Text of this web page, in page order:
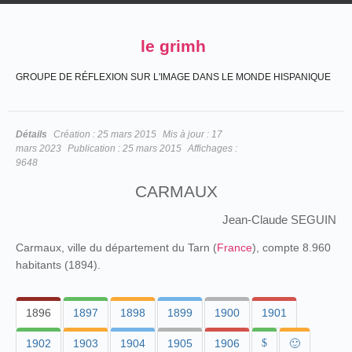
le grimh
GROUPE DE RÉFLEXION SUR L'IMAGE DANS LE MONDE HISPANIQUE
Détails Création : 25 mars 2015 Mis à jour : 17
mars 2023 Publication : 25 mars 2015 Affichages :
9648
CARMAUX
Jean-Claude SEGUIN
Carmaux, ville du département du Tarn (France), compte 8.960
habitants (1894).
1896 1897 1898 1899 1900 1901
1902 1903 1904 1905 1906 $ 🙂